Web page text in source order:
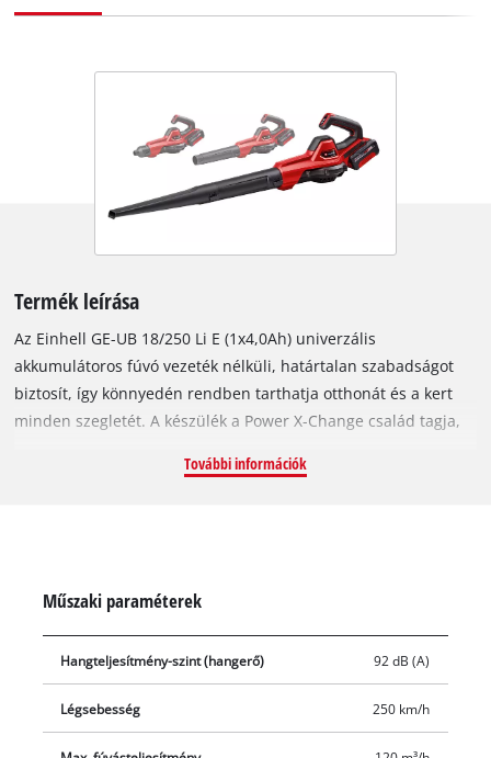
Termék leírása
Az Einhell GE-UB 18/250 Li E (1x4,0Ah) univerzális
akkumulátoros fúvó vezeték nélküli, határtalan szabadságot
biztosít, így könnyedén rendben tarthatja otthonát és a kert
minden szegletét. A készülék a Power X-Change család tagja,
köszönhetően számos munkához nélkülözhetetlen segítség az
az elvégzendő munka sajátosságaihoz igazíthatja a
fordulatszámot. A beállított fordulatszámot a LED-kijelzőn
ellenőrizheti. A Softgrip borítású markolat megfelelő tartást és
jelentősen megkönnyíti a tárolást. Az optimális eredmény
elérése érdekében 2,5 Ah vagy nagyobb kapacitású
További információk
Műszaki paraméterek
Hangteljesítmény-szint (hangerő) 92 dB (A)
Légsebesség 250 km/h